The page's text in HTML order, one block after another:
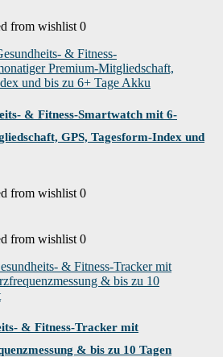
from wishlist 0
& Fitness-Smartwatch mit 6-
GPS, Tagesform-Index und
from wishlist 0
from wishlist 0
& Fitness-Tracker mit
& bis zu 10 Tagen